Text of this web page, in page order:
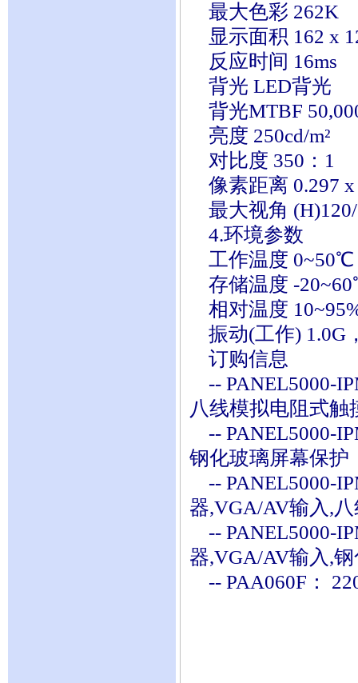
最大色彩 262K
显示面积 162 x
反应时间 16ms
背光 LED背光
背光MTBF
亮度 250cd/m²
对比度 350：1
像素距离 0.297 x
最大视角
4.环境参数
工作温度 0~50℃
存储温度 -
相对温度
振动(工作) 1.0G
订购信息
-- PANEL5000-
八线模拟电阻式触
-- PANEL5000-
钢化玻璃屏幕保护
-- PANEL5000-
器,VGA/AV输入,
-- PANEL5000-
器,VGA/AV输入,
-- PAA060F：